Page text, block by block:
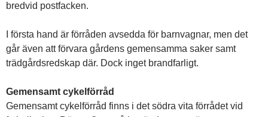
bredvid postfacken.
I första hand är förråden avsedda för barnvagnar, men det
går även att förvara gårdens gemensamma saker samt
trädgårdsredskap där. Dock inget brandfarligt.
Gemensamt cykelförråd
Gemensamt cykelförråd finns i det södra vita förrådet vid